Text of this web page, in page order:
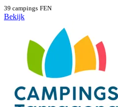
39 campings FEN
Bekijk